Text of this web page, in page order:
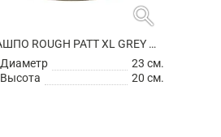
search
КАШПО ROUGH PATT XL GREY WASHED
Диаметр
23 см.
Высота
20 см.